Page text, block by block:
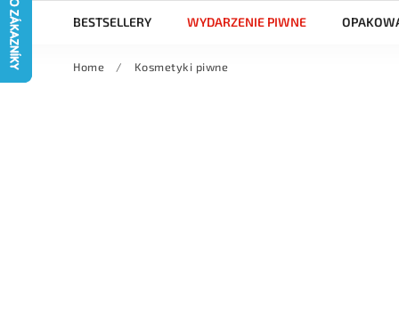
BESTSELLERY WYDARZENIE PIWNE
Home / Kosmetyki piwne